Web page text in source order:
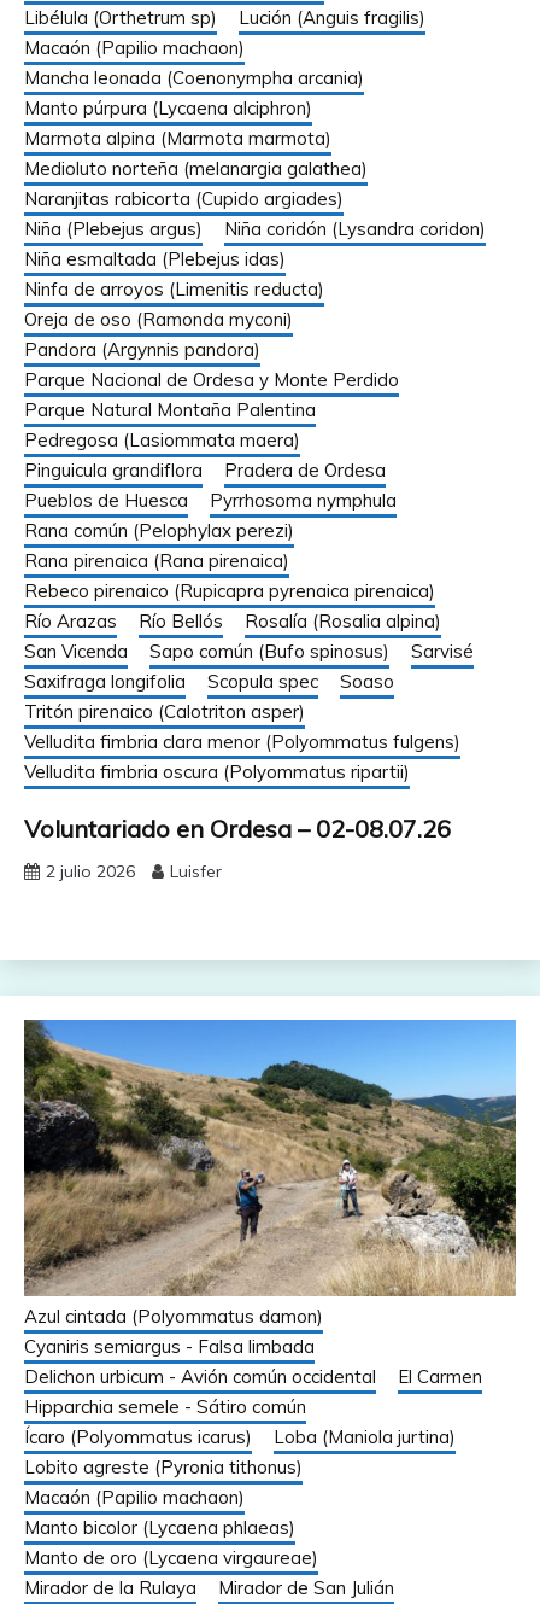
Libélula (Orthetrum sp)
Lución (Anguis fragilis)
Macaón (Papilio machaon)
Mancha leonada (Coenonympha arcania)
Manto púrpura (Lycaena alciphron)
Marmota alpina (Marmota marmota)
Medioluto norteña (melanargia galathea)
Naranjitas rabicorta (Cupido argiades)
Niña (Plebejus argus)
Niña coridón (Lysandra coridon)
Niña esmaltada (Plebejus idas)
Ninfa de arroyos (Limenitis reducta)
Oreja de oso (Ramonda myconi)
Pandora (Argynnis pandora)
Parque Nacional de Ordesa y Monte Perdido
Parque Natural Montaña Palentina
Pedregosa (Lasiommata maera)
Pinguicula grandiflora
Pradera de Ordesa
Pueblos de Huesca
Pyrrhosoma nymphula
Rana común (Pelophylax perezi)
Rana pirenaica (Rana pirenaica)
Rebeco pirenaico (Rupicapra pyrenaica pirenaica)
Río Arazas
Río Bellós
Rosalía (Rosalia alpina)
San Vicenda
Sapo común (Bufo spinosus)
Sarvisé
Saxifraga longifolia
Scopula spec
Soaso
Tritón pirenaico (Calotriton asper)
Velludita fimbria clara menor (Polyommatus fulgens)
Velludita fimbria oscura (Polyommatus ripartii)
Voluntariado en Ordesa – 02-08.07.26
2 julio 2026 Luisfer
Azul cintada (Polyommatus damon)
Cyaniris semiargus - Falsa limbada
Delichon urbicum - Avión común occidental
El Carmen
Hipparchia semele - Sátiro común
Ícaro (Polyommatus icarus)
Loba (Maniola jurtina)
Lobito agreste (Pyronia tithonus)
Macaón (Papilio machaon)
Manto bicolor (Lycaena phlaeas)
Manto de oro (Lycaena virgaureae)
Mirador de la Rulaya
Mirador de San Julián